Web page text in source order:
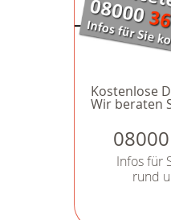
Kostenlose
Wir beraten
08000
Infos für
rund